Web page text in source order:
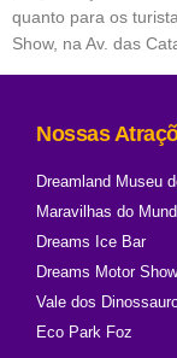
quanto para os
Show, na Av. das
Nossas
Dreamland Museu
Maravilhas do
Dreams Ice Bar
Dreams Motor Show
Vale dos
Eco Park Foz